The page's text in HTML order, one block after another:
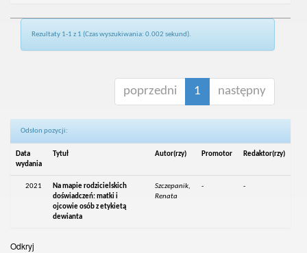
Rezultaty 1-1 z 1 (Czas wyszukiwania: 0.002 sekund).
poprzedni 1 następny
Odsłon pozycji:
Data
wydania
Tytuł Autor(rzy) Promotor Redaktor(rzy)
2021
Na mapie rodzicielskich
doświadczeń: matki i
ojcowie osób z etykietą
dewianta
Szczepanik,
Renata
- -
Odkryj